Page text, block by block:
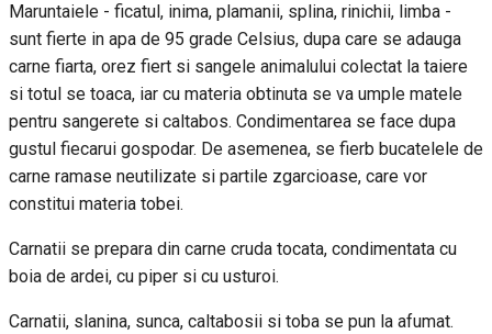
Maruntaiele - ficatul, inima, plamanii, splina, rinichii, limba -
sunt fierte in apa de 95 grade Celsius, dupa care se adauga
carne fiarta, orez fiert si sangele animalului colectat la taiere
si totul se toaca, iar cu materia obtinuta se va umple matele
pentru sangerete si caltabos. Condimentarea se face dupa
gustul fiecarui gospodar. De asemenea, se fierb bucatelele de
carne ramase neutilizate si partile zgarcioase, care vor
constitui materia tobei.
Carnatii se prepara din carne cruda tocata, condimentata cu
boia de ardei, cu piper si cu usturoi.
Carnatii, slanina, sunca, caltabosii si toba se pun la afumat.